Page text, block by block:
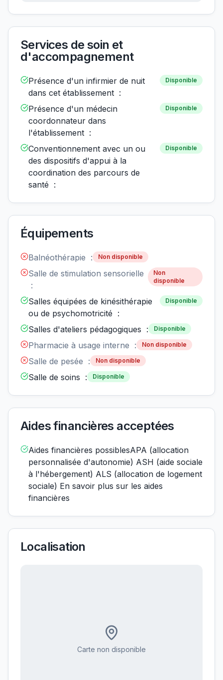
Services de soin et
d'accompagnement
Présence d'un infirmier de nuit
dans cet établissement :
Disponible
Présence d'un médecin
coordonnateur dans
l'établissement :
Disponible
Conventionnement avec un ou
des dispositifs d'appui à la
coordination des parcours de
santé :
Disponible
Équipements
Balnéothérapie : Non disponible
Salle de stimulation sensorielle
:
Non
disponible
Salles équipées de kinésithérapie
ou de psychomotricité :
Disponible
Salles d'ateliers pédagogiques : Disponible
Pharmacie à usage interne : Non disponible
Salle de pesée : Non disponible
Salle de soins : Disponible
Aides financières acceptées
Aides financières possiblesAPA (allocation
personnalisée d'autonomie) ASH (aide sociale
à l'hébergement) ALS (allocation de logement
sociale) En savoir plus sur les aides
financières
Localisation
Carte non disponible